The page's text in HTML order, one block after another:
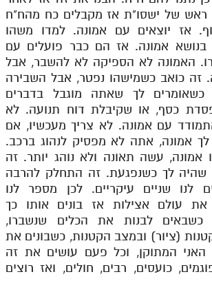
ראש של ישסו"ת אז מקבלים כח מהח"ח
אז יוצאים עם אמונה. למדו משהו
בנושא אמונה. אז הם כבר פועלים עם
האמונה לא הספיקה לא להשבר, אבל
זה כואב כשמישהו נפטר, אבל השבירה
כשאומרים לך שאתה מוגבל בדברים
כסף, או שקיבלת דוח תנועה. לא
עם אמונה. לא צריך מעכשיו, אם
אמונה, אתה לא מפסיק לנהוג ברכב.
אמונה, עשה תאונה ולא נוהג יותר. זה
שהיה לך כשנפגעת. זה התחלק להרבה
לנו שניים עיקריים. לכן מספר לנו
עולם אצילות אז בונים אותו כך
כשבאים לבנות את הכלים שנשברו,
(ציור) ובמצב הקטנות, כשבונים את
האני המתוקן, וכל פעם עושים את זה
כועסים, רבים, חולים, ואז רוצים